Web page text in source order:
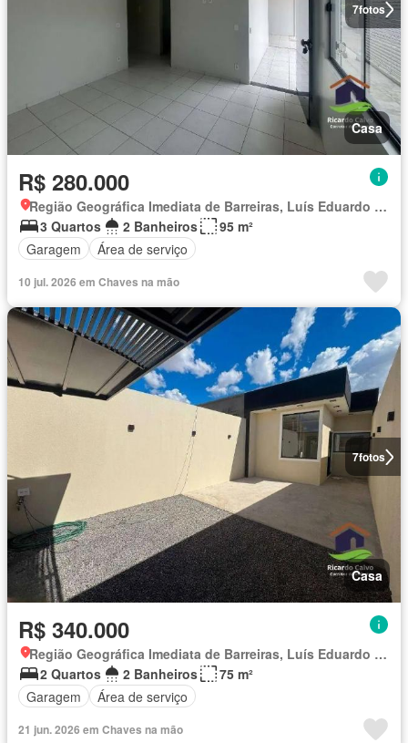
7fotos
Casa
R$ 280.000
Região Geográfica Imediata de Barreiras, Luís Eduardo Magalhães
3 Quartos
2 Banheiros
95 m²
Garagem
Área de serviço
10 jul. 2026 em Chaves na mão
7fotos
Casa
R$ 340.000
Região Geográfica Imediata de Barreiras, Luís Eduardo Magalhães
2 Quartos
2 Banheiros
75 m²
Garagem
Área de serviço
21 jun. 2026 em Chaves na mão